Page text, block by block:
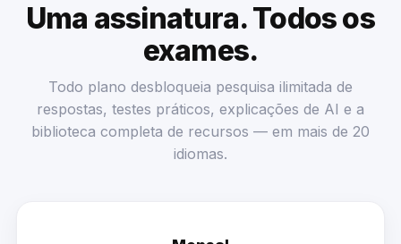
Uma assinatura. Todos os
exames.
Todo plano desbloqueia pesquisa ilimitada de
respostas, testes práticos, explicações de AI e a
biblioteca completa de recursos — em mais de 20
idiomas.